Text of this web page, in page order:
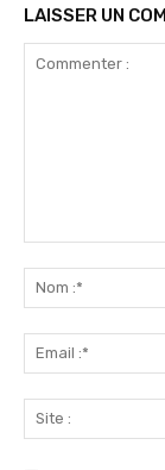
LAISSER UN